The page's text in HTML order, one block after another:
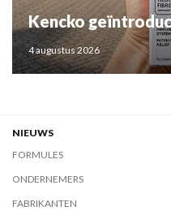
Kencko
4 augustus 2026
NIEUWS
FORMULES
ONDERNEMERS
FABRIKANTEN